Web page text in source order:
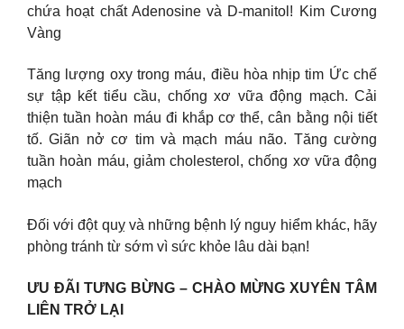
chứa hoạt chất Adenosine và D-manitol! Kim Cương
Vàng
Tăng lượng oxy trong máu, điều hòa nhịp tim Ức chế
sự tập kết tiểu cầu, chống xơ vữa động mạch. Cải
thiện tuần hoàn máu đi khắp cơ thể, cân bằng nội tiết
tố. Giãn nở cơ tim và mạch máu não. Tăng cường
tuần hoàn máu, giảm cholesterol, chống xơ vữa động
mạch
Đối với đột quỵ và những bệnh lý nguy hiểm khác, hãy
phòng tránh từ sớm vì sức khỏe lâu dài bạn!
ƯU ĐÃI TƯNG BỪNG – CHÀO MỪNG XUYÊN TÂM
LIÊN TRỞ LẠI